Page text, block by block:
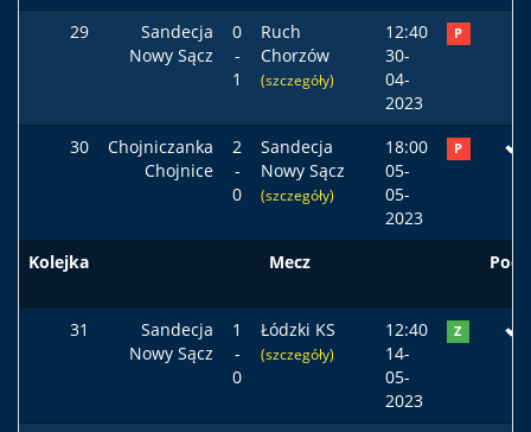
29
Sandecja
Nowy Sącz
0
-
1
Ruch
Chorzów
(szczegóły)
12:40
30-
04-
2023
P
30
Chojniczanka
Chojnice
2
-
0
Sandecja
Nowy Sącz
(szczegóły)
18:00
05-
05-
2023
P
Kolejka Mecz
31
Sandecja
Nowy Sącz
1
-
0
Łódzki KS
(szczegóły)
12:40
14-
05-
2023
Z